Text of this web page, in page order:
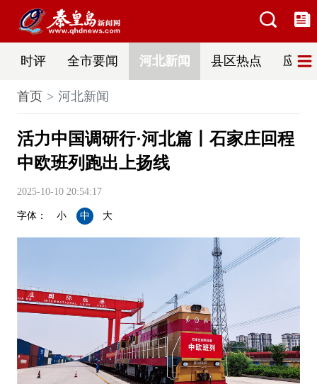
时评 全市要闻 河北新闻 县区热点 应急
首页 河北新闻
活力中国调研行·河北篇丨石家庄回程
中欧班列跑出上扬线
2025-10-10 20:54:17
字体： 小 中 大